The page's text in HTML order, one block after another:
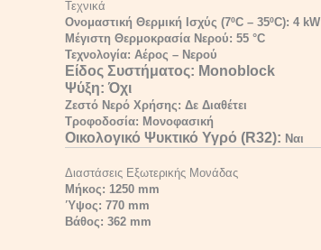
Τεχνικά
Ονομαστική Θερμική Ισχύς (7ºC – 35ºC): 4 kW
Μέγιστη Θερμοκρασία Νερού: 55 °C
Τεχνολογία: Αέρος – Νερού
Είδος Συστήματος: Monoblock
Ψύξη: Όχι
Ζεστό Νερό Χρήσης: Δε Διαθέτει
Τροφοδοσία: Μονοφασική
Οικολογικό Ψυκτικό Υγρό (R32): Ναι
Διαστάσεις Εξωτερικής Μονάδας
Μήκος: 1250 mm
Ύψος: 770 mm
Βάθος: 362 mm